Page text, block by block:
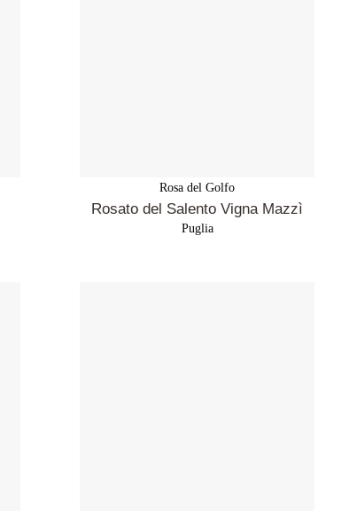
Rosa del Golfo
Rosato del Salento Vigna Mazzì
Puglia